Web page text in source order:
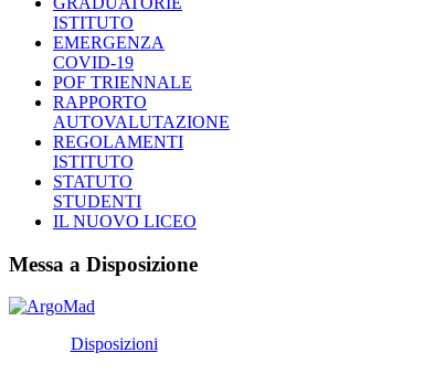
ISTITUTO
EMERGENZA
COVID-19
POF TRIENNALE
RAPPORTO
AUTOVALUTAZIONE
REGOLAMENTI
ISTITUTO
STATUTO
STUDENTI
IL NUOVO LICEO
Messa a Disposizione
Disposizioni